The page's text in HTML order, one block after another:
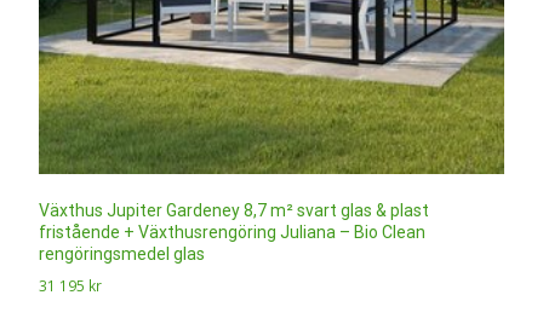
Växthus Jupiter Gardeney 8,7 m² svart glas & plast
fristående + Växthusrengöring Juliana – Bio Clean
rengöringsmedel glas
31 195 kr